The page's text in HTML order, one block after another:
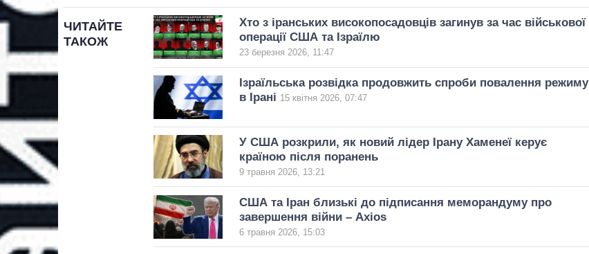
ЧИТАЙТЕ
ТАКОЖ
Хто з іранських високопосадовців загинув за час військової
операції США та Ізраїлю
23 березня 2026, 11:47
Ізраїльська розвідка продовжить спроби повалення режиму
в Ірані 15 квітня 2026, 07:47
У США розкрили, як новий лідер Ірану Хаменеї керує
країною після поранень
9 травня 2026, 13:21
США та Іран близькі до підписання меморандуму про
завершення війни – Axios
6 травня 2026, 15:03